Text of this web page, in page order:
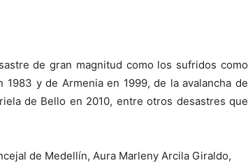
de gran magnitud como los sufridos como
y de Armenia en 1999, de la avalancha de
de Bello en 2010, entre otros desastres que
de Medellín, Aura Marleny Arcila Giraldo,